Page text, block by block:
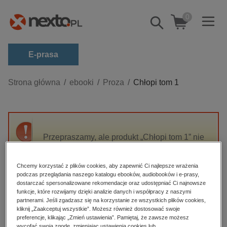
Pokaż/schowaj
wyszukiwarkę
0
E-prasa
Kategorie
biznesowe, branżowe, gospodarka
dzienniki
edukacja
hobby, sport, rozrywka
komputery, internet, technologie, informatyka
Strona główna ebooki Proza Chłopi tom 1
Przepraszamy, ale produkt „Chłopi tom 1” nie
High-contrast mode
Polecane
Chcemy korzystać z plików cookies, aby zapewnić Ci najlepsze wrażenia
podczas przeglądania naszego katalogu ebooków, audiobooków i e-prasy,
dostarczać spersonalizowane rekomendacje oraz udostępniać Ci najnowsze
funkcje, które rozwijamy dzięki analizie danych i współpracy z naszymi
partnerami. Jeśli zgadzasz się na korzystanie ze wszystkich plików cookies,
kliknij „Zaakceptuj wszystkie”. Możesz również dostosować swoje
preferencje, klikając „Zmień ustawienia”. Pamiętaj, że zawsze możesz